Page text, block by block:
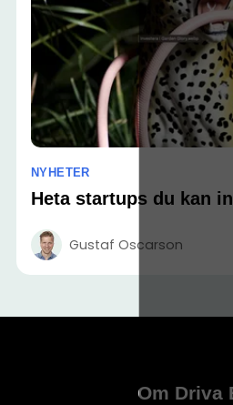
NYHETER
Heta startups du kan
Gustaf Oscarson
Om Driva